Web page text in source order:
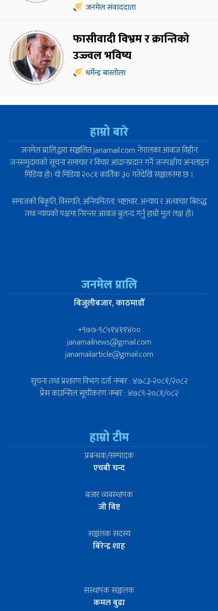
जनमेल संवाददाता
फासीवादी विभ्रम र क्रान्तिको
उज्ज्वल भविष्य
धर्मेन्द्र बास्तोला
हाम्रो बारे
जनमेल प्रा.लि.द्वारा सञ्चालित janamail.com नेपालका आवाज विहीन
जनसमुदायको सूचना समाचार र विचार आदानप्रदान गर्ने जनपक्षीय अनलाइन
मिडिया हो। यो मिडिया २०८१ कार्तिक ३० गतेदेखि सञ्चालनमा छ ।
समाजको बिकृति, विसंगति, अनियमितता, भष्टाचार, अन्याय र अत्याचार बिरुद्ध
तथा न्यायको पक्षमा निरन्तर आवाज बुलन्द गर्नु हाम्रो मूल लक्ष हो।
जनमेल प्रालि
बिजुलीबजार, काठमाडौँ
+९७७-९८५१४११४००
janamailnews@gmail.com
janamailarticle@gmail.com
सूचना तथा प्रशारण विभाग दर्ता नम्बर : ४७८३-२०८१/२०८२
प्रेस काउन्सिल सूचीकरण नम्बर : ४७८९-२०८१/०८२
हाम्रो टीम
प्रबन्धक/सम्पादक
एचबी चन्द
बजार व्यबस्थापक
जी बिष्ट
सञ्चालक सदस्य
बिरेन्द्र शाह
सस्थापक सञ्चालक
कमल बुढा